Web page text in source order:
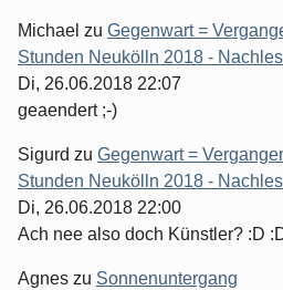
Michael zu Gegenwart =
Stunden Neukölln 2018 -
Di, 26.06.2018 22:07
geaendert ;-)
Sigurd zu Gegenwart =
Stunden Neukölln 2018 -
Di, 26.06.2018 22:00
Ach nee also doch Künstler? :D
Agnes zu Sonnenuntergang